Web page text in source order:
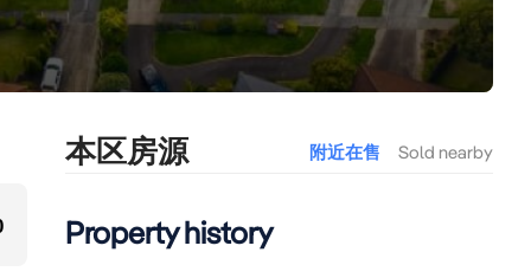
本区房源 附近在售 Sold nearby
Property history